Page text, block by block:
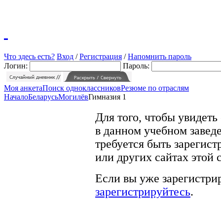
Что здесь есть? Вход /Регистрация /Напомнить пароль
Логин:
Пароль:
Моя анкетаПоиск одноклассниковРезюме по отраслям
НачалоБеларусьМогилёвГимназия 1
Для того, чтобы
в данном учебном
требуется быть
или других сайтах этой
Если вы уже
зарегистрируйтесь.